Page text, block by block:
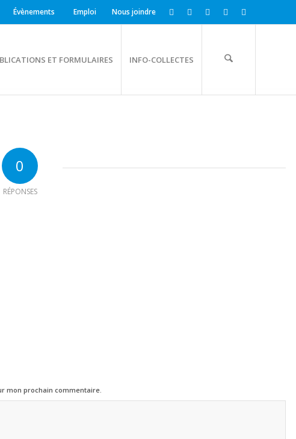
Évènements Emploi Nous joindre
ET FORMULAIRES INFO-COLLECTES
0
RÉPONSES
mon prochain commentaire.